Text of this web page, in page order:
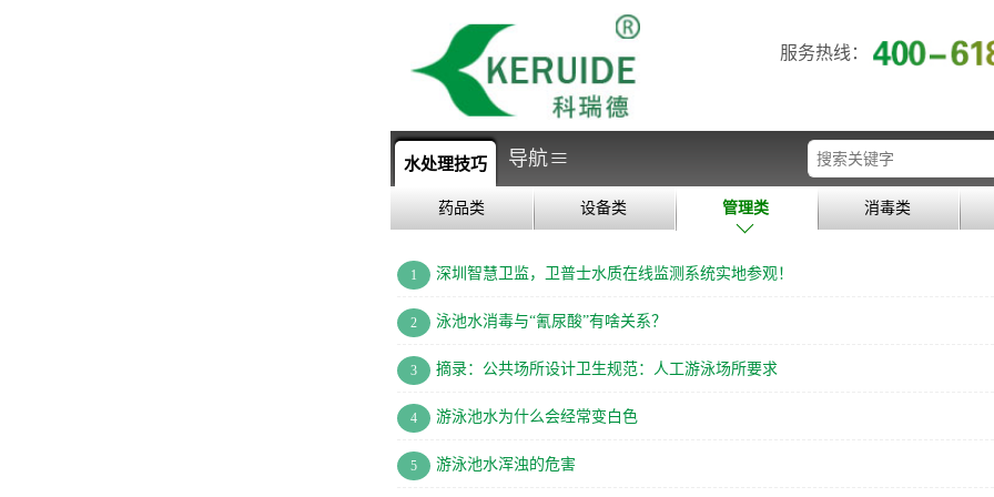
服务热线：
水处理技巧 导航≡
药品类 设备类 管理类 消毒类
1 深圳智慧卫监，卫普士水质在线监测系统实地参观！
2 泳池水消毒与“氰尿酸”有啥关系？
3 摘录：公共场所设计卫生规范：人工游泳场所要求
4 游泳池水为什么会经常变白色
5 游泳池水浑浊的危害